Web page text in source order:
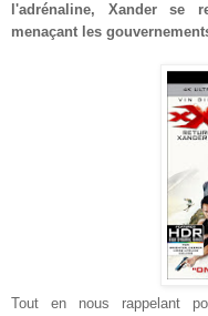
l'adrénaline, Xander se
menaçant les
Tout en nous rappelant